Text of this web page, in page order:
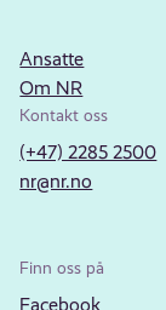
Ansatte
Om NR
Kontakt oss
(+47) 2285 2500
nr@nr.no
Finn oss på
Facebook